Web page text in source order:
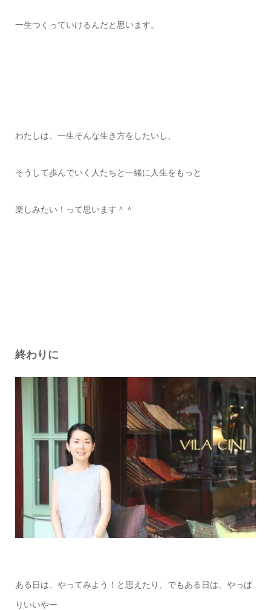
一生つくっていけるんだと思います。
わたしは、一生そんな生き方をしたいし、
そうして歩んでいく人たちと一緒に人生をもっと
楽しみたい！って思います＾＾
終わりに
ある日は、やってみよう！と思えたり、でもある日は、やっぱ
りいいやー